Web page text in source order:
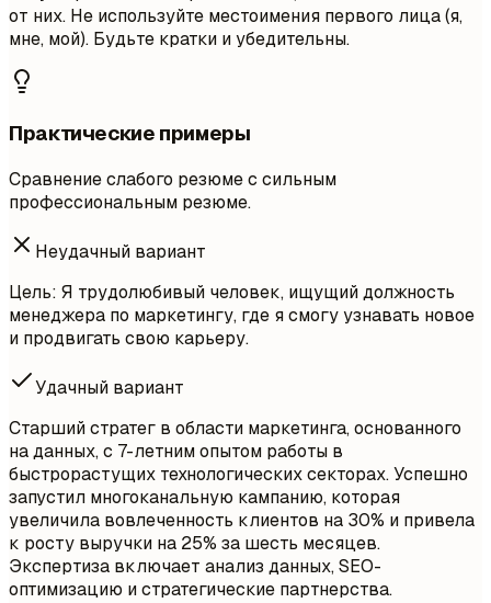
от них. Не используйте местоимения первого лица (я,
мне, мой). Будьте кратки и убедительны.
Практические примеры
Сравнение слабого резюме с сильным
профессиональным резюме.
Неудачный вариант
Цель: Я трудолюбивый человек, ищущий должность
менеджера по маркетингу, где я смогу узнавать новое
и продвигать свою карьеру.
Удачный вариант
Старший стратег в области маркетинга, основанного
на данных, с 7-летним опытом работы в
быстрорастущих технологических секторах. Успешно
запустил многоканальную кампанию, которая
увеличила вовлеченность клиентов на 30% и привела
к росту выручки на 25% за шесть месяцев.
Экспертиза включает анализ данных, SEO-
оптимизацию и стратегические партнерства.